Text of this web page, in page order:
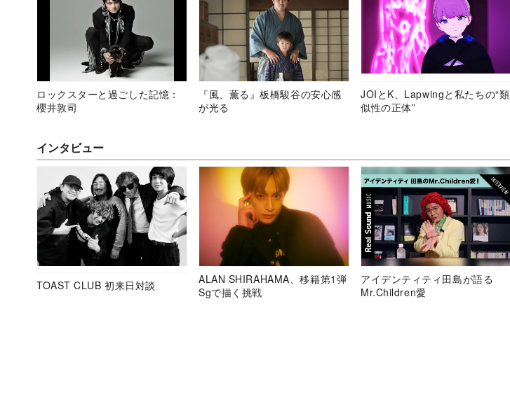
ロックスターと過ごした記憶：
櫻井敦司
『風、薫る』板橋駿谷の安心感
が光る
JOIとK、Lapwingと私たちの“類
似性の正体”
インタビュー
TOAST CLUB 初来日対談
ALAN SHIRAHAMA、移籍第1弾
Sgで描く挑戦
アイデンティティ田島が語る
Mr.Children愛